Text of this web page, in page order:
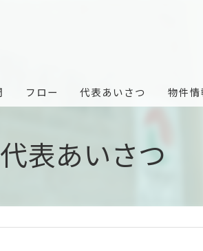
フロー 代表あいさつ 物件情
代表あいさつ